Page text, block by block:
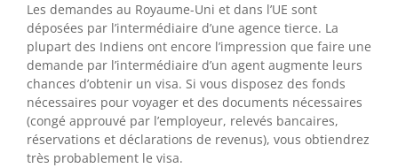
Les demandes au Royaume-Uni et dans l’UE sont
déposées par l’intermédiaire d’une agence tierce. La
plupart des Indiens ont encore l’impression que faire une
demande par l’intermédiaire d’un agent augmente leurs
chances d’obtenir un visa. Si vous disposez des fonds
nécessaires pour voyager et des documents nécessaires
(congé approuvé par l’employeur, relevés bancaires,
réservations et déclarations de revenus), vous obtiendrez
très probablement le visa.